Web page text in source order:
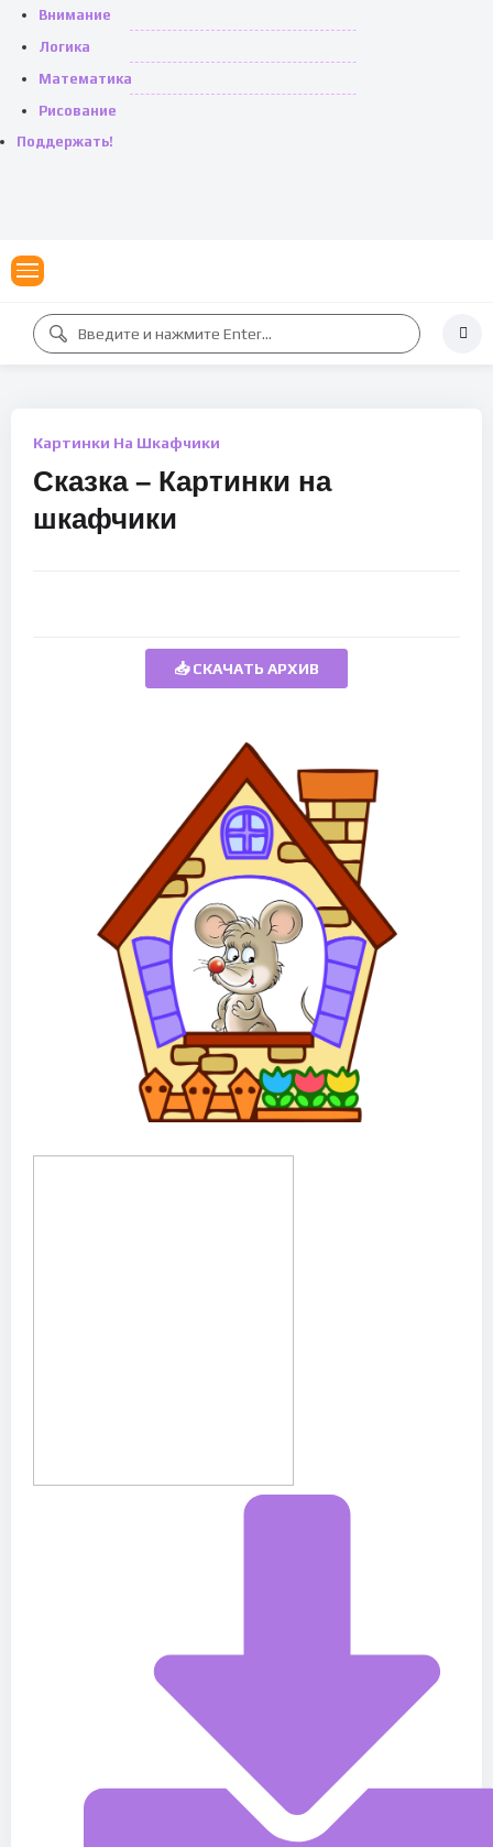
Внимание
Логика
Математика
Рисование
Поддержать!
Картинки На Шкафчики
Сказка – Картинки на
шкафчики
📥 СКАЧАТЬ АРХИВ